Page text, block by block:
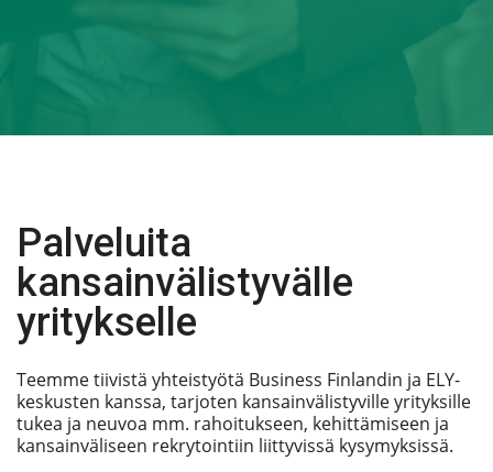
Palveluita
kansainvälistyvälle
yritykselle
Teemme tiivistä yhteistyötä Business Finlandin ja ELY-
keskusten kanssa, tarjoten kansainvälistyville yrityksille
tukea ja neuvoa mm. rahoitukseen, kehittämiseen ja
kansainväliseen rekrytointiin liittyvissä kysymyksissä.